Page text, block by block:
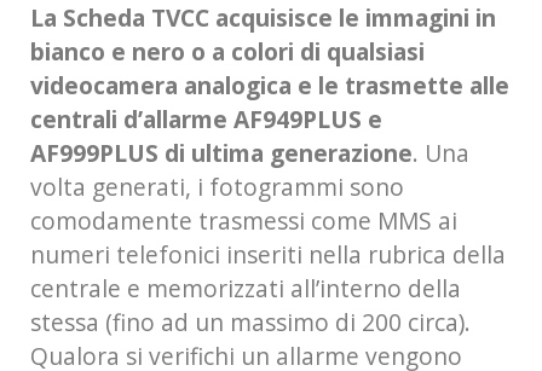
La Scheda TVCC acquisisce le immagini in
bianco e nero o a colori di qualsiasi
videocamera analogica e le trasmette alle
centrali d’allarme AF949PLUS e
AF999PLUS di ultima generazione. Una
volta generati, i fotogrammi sono
comodamente trasmessi come MMS ai
numeri telefonici inseriti nella rubrica della
centrale e memorizzati all’interno della
stessa (fino ad un massimo di 200 circa).
Qualora si verifichi un allarme vengono